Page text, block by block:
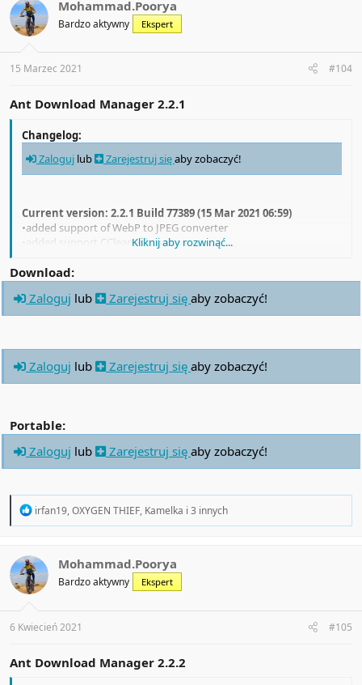
i
o
s
:
Mohammad.Poorya
Bardzo aktywny Ekspert
15 Marzec 2021 #104
Ant Download Manager 2.2.1
Changelog:
Zaloguj lub Zarejestruj sięaby zobaczyć!
Current version: 2.2.1 Build 77389 (15 Mar 2021 06:59)
•added support of WebP to JPEG converter
•added support CCleaner browser
•fixed video converter
•fixed url redirection parsing
•fixed management of user categories
•refactoring and bug fix
Kliknij aby rozwinąć...
Download:
Zaloguj lub Zarejestruj się aby zobaczyć!
Zaloguj lub Zarejestruj się aby zobaczyć!
Portable:
Zaloguj lub Zarejestruj się aby zobaczyć!
R
t
i
o
s
:
irfan19,OXYGEN THIEF, Kamelka i 3 innych
Mohammad.Poorya
Bardzo aktywny Ekspert
6 Kwiecień 2021 #105
Ant Download Manager 2.2.2